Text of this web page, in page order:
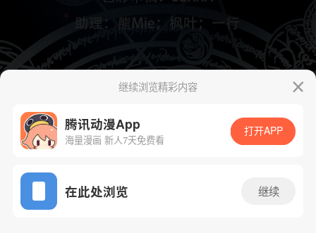
App免费看
下一话 腾漫App免费看
继续浏览精彩内容
腾讯动漫App
海量漫画 新人7天免费看
打开APP
在此处浏览 继续